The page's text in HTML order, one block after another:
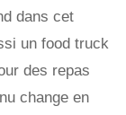
dans cet
un food truck
des repas
change en